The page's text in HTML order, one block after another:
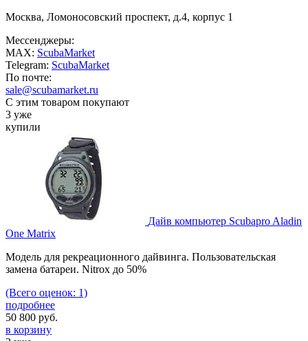
Москва, Ломоносовский проспект, д.4, корпус 1
Мессенджеры:
MAX: ScubaMarket
Telegram: ScubaMarket
По почте:
sale@scubamarket.ru
С этим товаром покупают
3 уже
купили
Дайв компьютер Scubapro Aladin
One Matrix
Модель для рекреационного дайвинга. Пользовательская
замена батареи. Nitrox до 50%
(Всего оценок: 1)
подробнее
50 800 руб.
в корзину